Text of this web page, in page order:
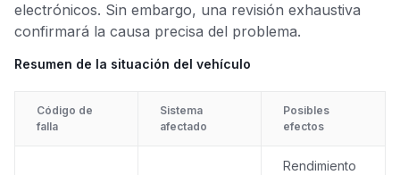
electrónicos. Sin embargo, una revisión exhaustiva
confirmará la causa precisa del problema.
Resumen de la situación del vehículo
Código de
falla
Sistema
afectado
Posibles
efectos
Rendimiento